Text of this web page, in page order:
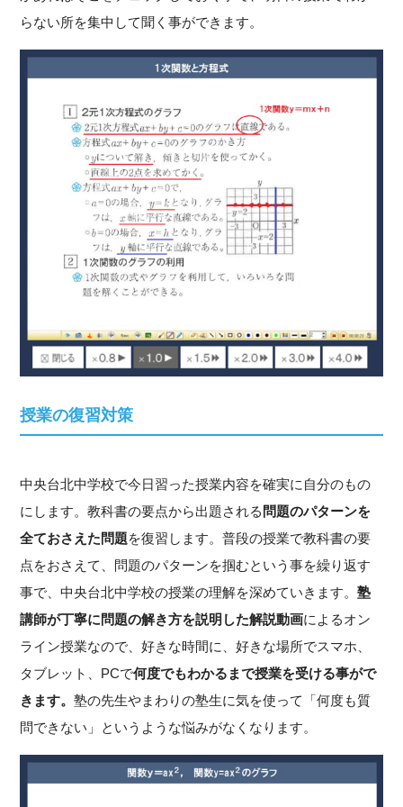
らない所を集中して聞く事ができます。
授業の復習対策
中央台北中学校で今日習った授業内容を確実に自分のもの
にします。教科書の要点から出題される 問題のパターンを
全ておさえた問題を復習します。普段の授業で教科書の要
点をおさえて、問題のパターンを掴むという事を繰り返す
事で、中央台北中学校の授業の理解を深めていきます。塾
講師が丁寧に問題の解き方を説明した解説動画によるオン
ライン授業なので、好きな時間に、好きな場所でスマホ、
タブレット、PCで何度でもわかるまで授業を受ける事がで
きます。塾の先生やまわりの塾生に気を使って「何度も質
問できない」というような悩みがなくなります。